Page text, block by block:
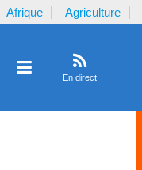
Afrique Agriculture
En direct